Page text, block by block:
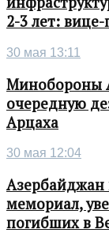
2-3 лет:
30 мая 13:11
Минобороны
очередную
Арцаха
30 мая 12:04
Азербайджан
мемориал,
погибших в